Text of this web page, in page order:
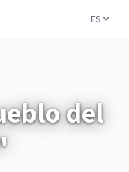
ES
del